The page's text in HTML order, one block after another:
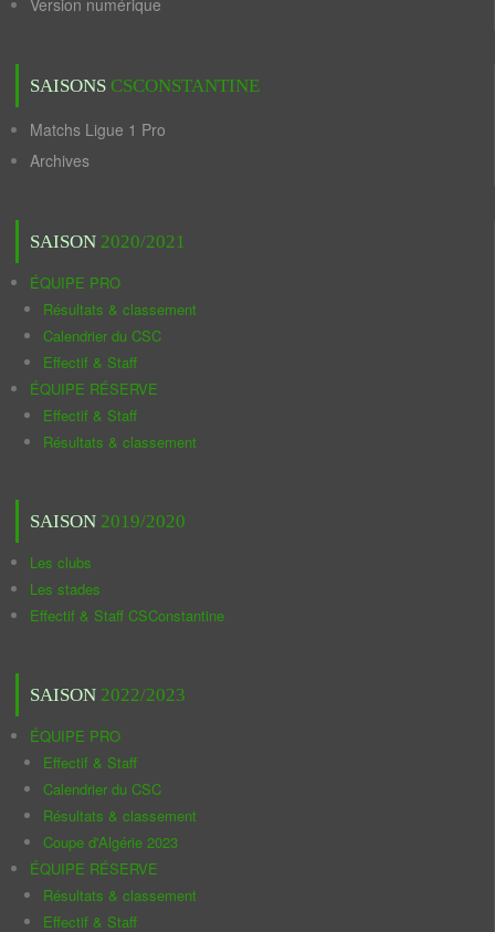
Version numérique
SAISONS CSCONSTANTINE
Matchs Ligue 1 Pro
Archives
SAISON 2020/2021
ÉQUIPE PRO
Résultats & classement
Calendrier du CSC
Effectif & Staff
ÉQUIPE RÉSERVE
Effectif & Staff
Résultats & classement
SAISON 2019/2020
Les clubs
Les stades
Effectif & Staff CSConstantine
SAISON 2022/2023
ÉQUIPE PRO
Effectif & Staff
Calendrier du CSC
Résultats & classement
Coupe d'Algérie 2023
ÉQUIPE RÉSERVE
Résultats & classement
Effectif & Staff